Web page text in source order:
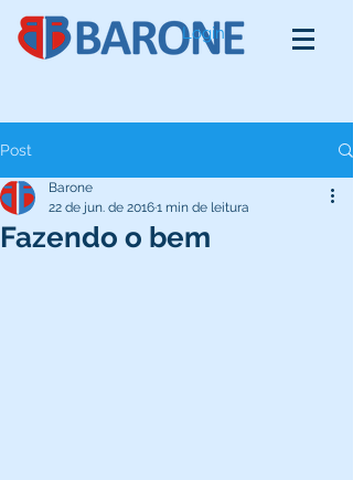
Login
Post
Fazendo o bem
Barone
22 de jun. de 20161 min de leitura